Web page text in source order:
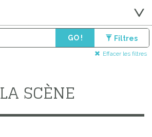
GO ! Filtres
Effacer les filtres
LA SCÈNE